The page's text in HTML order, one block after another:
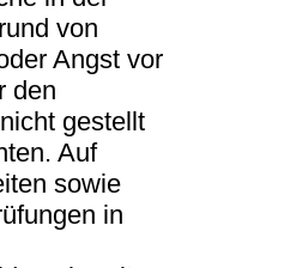
von
Angst vor
den
gestellt
Auf
sowie
in